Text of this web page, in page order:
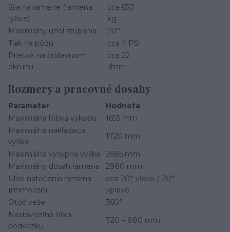
Sila na ramene (ramena
lyžice)
cca 650
kg
Maximálny uhol stúpania
20°
Tlak na pôdu
cca 4 PSI
Prietok na prídavnom
okruhu
cca 22
l/min
Rozmery a pracovné dosahy
Parameter
Hodnota
Maximálna hĺbka výkopu
1655 mm
Maximálna nakladacia
výška
1720 mm
Maximálna výsypná výška
2685 mm
Maximálny dosah ramena
2980 mm
Uhol natočenia ramena
(mimoosé)
cca 70° vľavo / 70°
vpravo
Otoč veže
360°
Nastaviteľná šírka
podvozku
720 – 880 mm